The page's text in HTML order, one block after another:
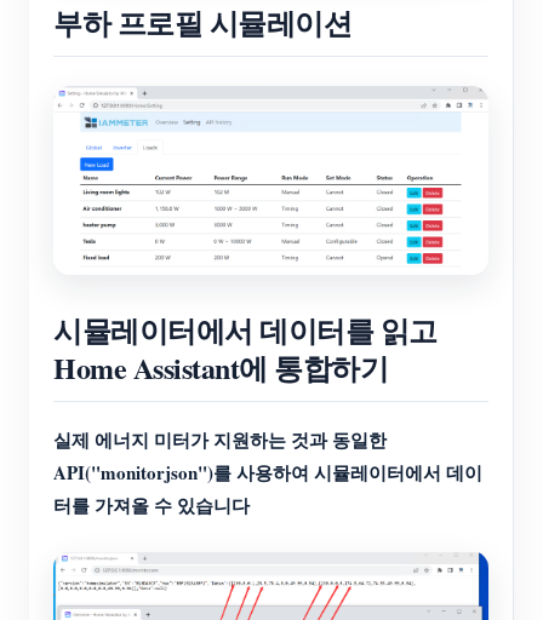
부하 프로필 시뮬레이션
시뮬레이터에서 데이터를 읽고
Home Assistant에 통합하기
실제 에너지 미터가 지원하는 것과 동일한
API("monitorjson")를 사용하여 시뮬레이터에서 데이
터를 가져올 수 있습니다